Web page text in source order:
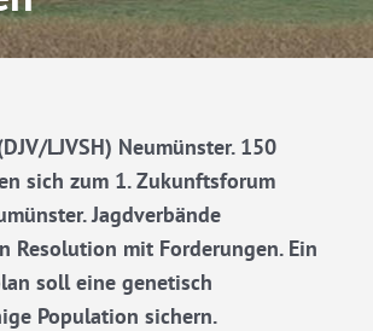
LJVSH) Neumünster. 150
sich zum 1. Zukunftsforum
Jagdverbände
Resolution mit Forderungen. Ein
soll eine genetisch
Population sichern.